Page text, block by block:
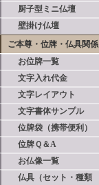
厨子型ミニ仏壇
壁掛け仏壇
ご本尊・位牌・仏具関係
お位牌一覧
文字入れ代金
文字レイアウト
文字書体サンプル
位牌袋（携帯便利）
位牌Ｑ＆A
お仏像一覧
仏具（セット・種類